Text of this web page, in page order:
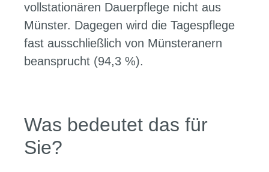
vollstationären Dauerpflege nicht aus
Münster. Dagegen wird die Tagespflege
fast ausschließlich von Münsteranern
beansprucht (94,3 %).
Was bedeutet das für
Sie?